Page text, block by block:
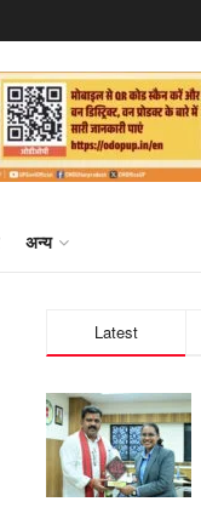
अन्य
Latest